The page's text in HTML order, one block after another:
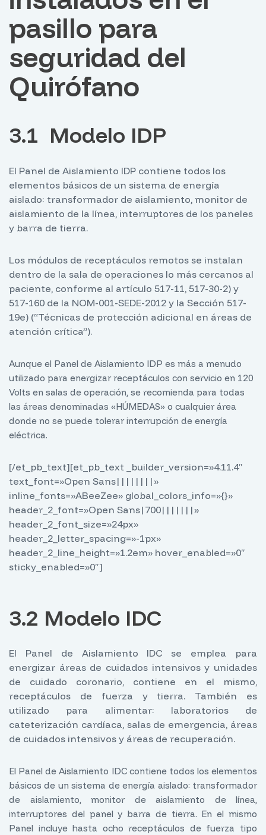
pasillo para
seguridad del
Quirófano
3.1 Modelo IDP
El Panel de Aislamiento IDP contiene todos los
elementos básicos de un sistema de energía
aislado: transformador de aislamiento, monitor de
aislamiento de la línea, interruptores de los paneles
y barra de tierra.
Los módulos de receptáculos remotos se instalan
dentro de la sala de operaciones lo más cercanos al
paciente, conforme al artículo 517-11, 517-30-2) y
517-160 de la NOM-001-SEDE-2012 y la Sección 517-
19e) (“Técnicas de protección adicional en áreas de
atención crítica”).
Aunque el Panel de Aislamiento IDP es más a menudo
utilizado para energizar receptáculos con servicio en 120
Volts en salas de operación, se recomienda para todas
las áreas denominadas «HÚMEDAS» o cualquier área
donde no se puede tolerar interrupción de energía
eléctrica.
[/et_pb_text][et_pb_text _builder_version=»4.11.4″
text_font=»Open Sans||||||||»
inline_fonts=»ABeeZee» global_colors_info=»{}»
header_2_font=»Open Sans|700|||||||»
header_2_font_size=»24px»
header_2_letter_spacing=»-1px»
header_2_line_height=»1.2em» hover_enabled=»0″
sticky_enabled=»0″]
3.2 Modelo IDC
El Panel de Aislamiento IDC se emplea para
energizar áreas de cuidados intensivos y unidades
de cuidado coronario, contiene en el mismo,
receptáculos de fuerza y tierra. También es
utilizado para alimentar: laboratorios de
cateterización cardíaca, salas de emergencia, áreas
de cuidados intensivos y áreas de recuperación.
El Panel de Aislamiento IDC contiene todos los elementos
básicos de un sistema de energía aislado: transformador
de aislamiento, monitor de aislamiento de línea,
interruptores del panel y barra de tierra. En el mismo
Panel incluye hasta ocho receptáculos de fuerza tipo